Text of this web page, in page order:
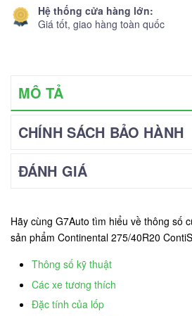
Hệ thống cửa hàng lớn:
Giá tốt, giao hàng toàn quốc
MÔ TẢ
CHÍNH SÁCH BẢO HÀNH
ĐÁNH GIÁ
Hãy cùng G7Auto tìm hiểu về thông số
sản phẩm Continental 275/40R20
Thông số kỹ thuật
Các xe tương thích
Đặc tính của lốp